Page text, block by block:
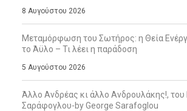
8 Αυγούστου 2026
Μεταμόρφωση του Σωτήρος: η Θεία
το Άϋλο – Τι λέει η παράδοση
5 Αυγούστου 2026
Άλλο Ανδρέας κι άλλο Ανδρουλάκης!, του
Σαράφογλου-by George Sarafoglou